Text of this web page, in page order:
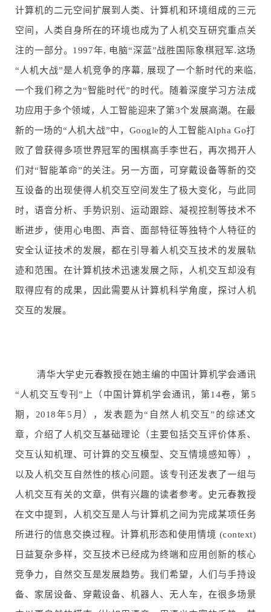
计算机的二元空间扩展到人类、计算机和环境组成的三元
空间，人类自身所在的环境也成为了人机交互研究重点关
注的一部分。1997年, 电脑“深蓝”战胜国际象棋冠军.这场
“人机大战”是人机竞争的序幕, 展现了一个新时代的来临,
一个我们称之为“智能时代”的时代。随着深度学习方法成
功应用于多个领域，人工智能迎来了第3个发展高潮。在最
新的一场的“人机大战”中，Google的人工智能Alpha Go打
败了曾获得多项世界冠军的围棋高手李世石，再次揭开人
们对“智能革命”的关注。另一方面，可穿戴设备等新的交
互设备的出现使得人机交互空间发生了极大变化，与此同
时，语音分析、手势识别、运动跟踪、凝视控制等技术不
断进步，使用心电图、声音、面部特征等独特个人特征的
安全认证技术的发展，都在引导着人机交互技术的发展轨
迹和范围。在计算机技术迅速发展之际，人机交互却没有
取得应有的成果，因此需要从计算机科学角度，探讨人机
交互的发展。
清华大学史元春教授在她主编的中国计算机学会通讯
“人机交互专刊”上（中国计算机学会通讯，第14卷，第5
期，2018年5月），发表题为“自然人机交互”的综述文
章，介绍了人机交互基础理论（主要包括交互评价体系、
交互认知机理、可计算的交互模型、交互情境感知等），
以及人机交互自然性的核心问题。该专刊还发表了一组与
人机交互有关的文章，供有兴趣的读者参考。史元春教授
在文中提到，人机交互是人与计算机之间为完成某项任务
所进行的信息交换过程。计算机形态和使用情境 (context)
日益复杂多样，交互技术已经成为终端和应用创新的核心
竞争力，自然交互是发展趋势。我们希望，人们与手持设
备、家居设备、穿戴设备、机器人、无人车，在很多场景